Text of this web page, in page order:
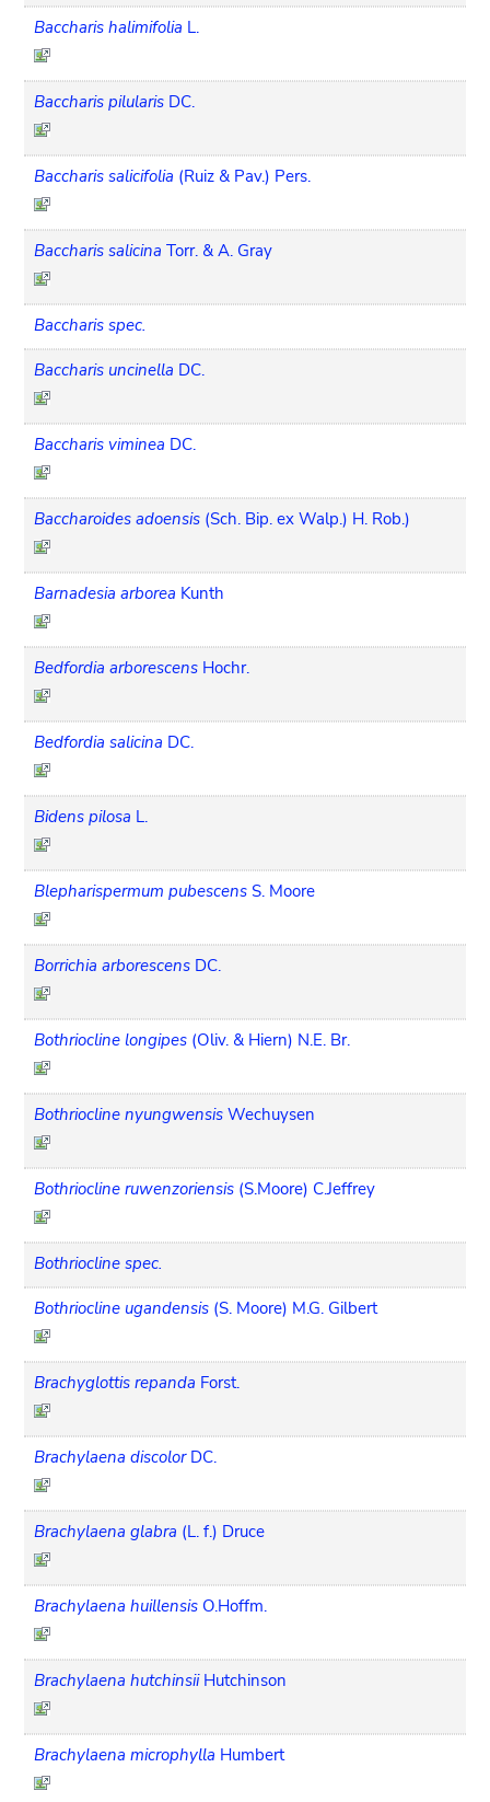
Baccharis halimifolia L.
Baccharis pilularis DC.
Baccharis salicifolia (Ruiz & Pav.) Pers.
Baccharis salicina Torr. & A. Gray
Baccharis spec.
Baccharis uncinella DC.
Baccharis viminea DC.
Baccharoides adoensis (Sch. Bip. ex Walp.) H. Rob.)
Barnadesia arborea Kunth
Bedfordia arborescens Hochr.
Bedfordia salicina DC.
Bidens pilosa L.
Blepharispermum pubescens S. Moore
Borrichia arborescens DC.
Bothriocline longipes (Oliv. & Hiern) N.E. Br.
Bothriocline nyungwensis Wechuysen
Bothriocline ruwenzoriensis (S.Moore) C.Jeffrey
Bothriocline spec.
Bothriocline ugandensis (S. Moore) M.G. Gilbert
Brachyglottis repanda Forst.
Brachylaena discolor DC.
Brachylaena glabra (L. f.) Druce
Brachylaena huillensis O.Hoffm.
Brachylaena hutchinsii Hutchinson
Brachylaena microphylla Humbert